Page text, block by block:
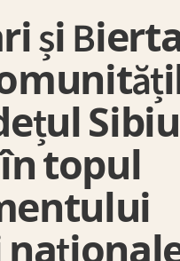
și
Sibiu
topul